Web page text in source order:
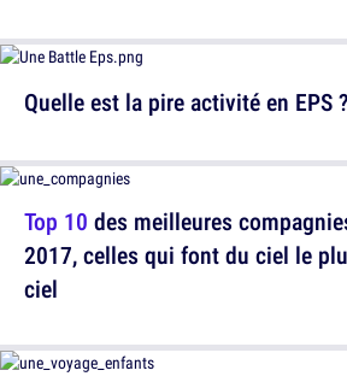
Quelle est la pire activité en EPS ?
Top 10 des meilleures
2017, celles qui font du ciel le
ciel